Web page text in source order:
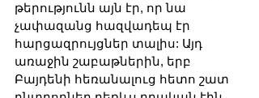
թերությունն այն էր, որ նա
չափազանց հազվադեպ էր
հարցազրույցներ տալիս: Այդ
առաջին շաբաթներին, երբ
Բայդենի հեռանալուց հետո շատ